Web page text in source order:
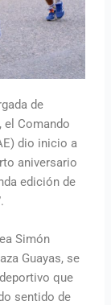
de
el Comando
dio inicio a
aniversario
edición de
Simón
Guayas, se
que
sentido de